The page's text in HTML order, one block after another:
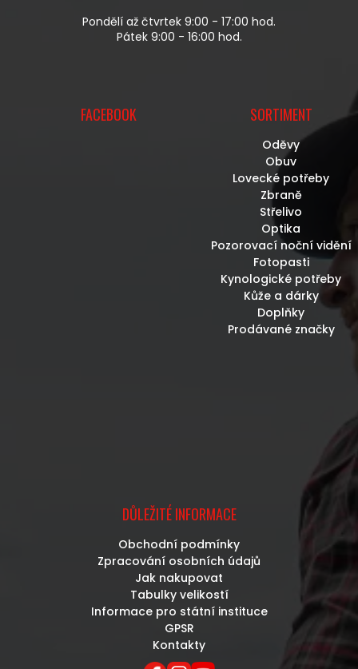
Pondělí až čtvrtek 9:00 - 17:00 hod.
Pátek 9:00 - 16:00 hod.
FACEBOOK SORTIMENT
Oděvy
Obuv
Lovecké potřeby
Zbraně
Střelivo
Optika
Pozorovací noční vidění
Fotopasti
Kynologické potřeby
Kůže a dárky
Doplňky
Prodávané značky
DŮLEŽITÉ INFORMACE
Obchodní podmínky
Zpracování osobních údajů
Jak nakupovat
Tabulky velikostí
Informace pro státní instituce
GPSR
Kontakty